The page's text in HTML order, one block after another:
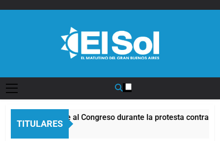
TITULARES
frente al Congreso durante la protesta contra la
Atrás